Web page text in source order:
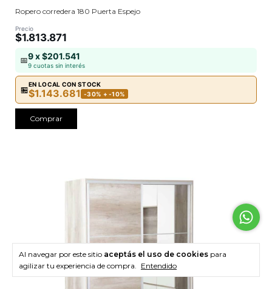
Al navegar por este sitio aceptás el uso de cookies para
agilizar tu experiencia de compra. Entendido
Ropero corredera 180 Puerta Espejo
Precio
$1.813.871
📅9 x $201.541
9 cuotas sin interés
🏪
EN LOCAL CON STOCK
$1.143.681 -30% + -10%
Comprar